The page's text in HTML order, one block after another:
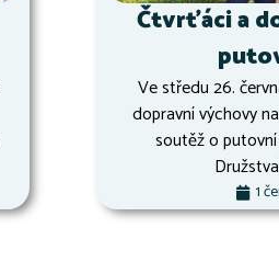
Čtvrťáci a
Ve středu 26.
dopravní výchovy
soutěž o
1